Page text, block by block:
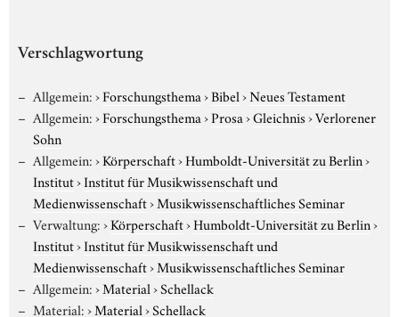
Verschlagwortung
Allgemein:›Forschungsthema›Bibel›Neues Testament
Allgemein:›Forschungsthema›Prosa›Gleichnis›Verlorener
Sohn
Allgemein:›Körperschaft›Humboldt-Universität zu Berlin›
Institut›Institut für Musikwissenschaft und
Medienwissenschaft›Musikwissenschaftliches Seminar
Verwaltung:›Körperschaft›Humboldt-Universität zu Berlin›
Institut›Institut für Musikwissenschaft und
Medienwissenschaft›Musikwissenschaftliches Seminar
Allgemein:›Material›Schellack
Material:›Material›Schellack